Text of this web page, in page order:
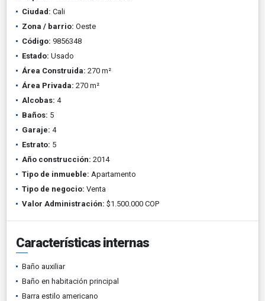
Ciudad: Cali
Zona / barrio: Oeste
Código: 9856348
Estado: Usado
Área Construida: 270 m²
Área Privada: 270 m²
Alcobas: 4
Baños: 5
Garaje: 4
Estrato: 5
Año construcción: 2014
Tipo de inmueble: Apartamento
Tipo de negocio: Venta
Valor Administración: $1.500.000 COP
Características internas
Baño auxiliar
Baño en habitación principal
Barra estilo americano